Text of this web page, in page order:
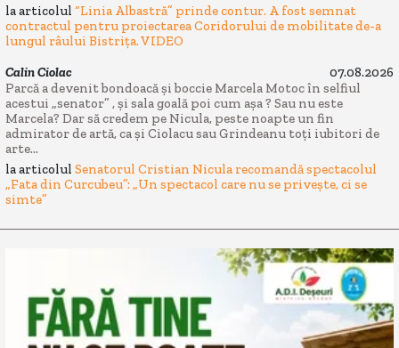
la articolul “Linia Albastră” prinde contur. A fost semnat
contractul pentru proiectarea Coridorului de mobilitate de-a
lungul râului Bistrița. VIDEO
Calin Ciolac
07.08.2026
Parcă a devenit bondoacă și boccie Marcela Motoc în selfiul
acestui „senator” , și sala goală poi cum așa ? Sau nu este
Marcela? Dar să credem pe Nicula, peste noapte un fin
admirator de artă, ca și Ciolacu sau Grindeanu toți iubitori de
arte...
la articolul Senatorul Cristian Nicula recomandă spectacolul
„Fata din Curcubeu”: „Un spectacol care nu se privește, ci se
simte”